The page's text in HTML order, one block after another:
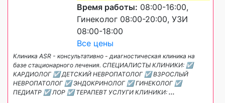
Время работы: 08:00-16:00,
Гинеколог 08:00-20:00, УЗИ
08:00-18:00
Все цены
Клиника ASR - консультативно - диагностическая клиника на
базе стационарного лечения. СПЕЦИАЛИСТЫ КЛИНИКИ: ☑
КАРДИОЛОГ ☑ ДЕТСКИЙ НЕВРОПАТОЛОГ ☑ ВЗРОСЛЫЙ
НЕВРОПАТОЛОГ ☑ ЭНДОКРИНОЛОГ ☑ ГИНЕКОЛОГ ☑
ПЕДИАТР ☑ ЛОР ☑ ТЕРАПЕВТ УСЛУГИ КЛИНИКИ: ...